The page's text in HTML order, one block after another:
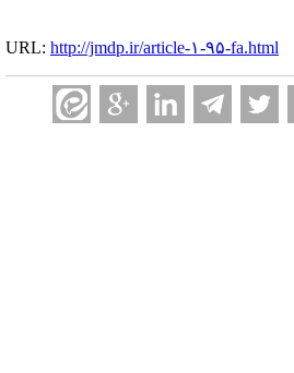
URL: http://jmdp.ir/article-۱-۹۵-fa.html